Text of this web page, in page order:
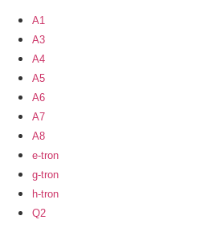
A1
A3
A4
A5
A6
A7
A8
e-tron
g-tron
h-tron
Q2